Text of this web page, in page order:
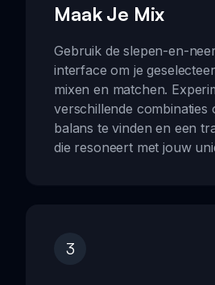
Maak Je Mix
Gebruik de slepen-en-
interface om je
mixen en matchen.
verschillende combinaties
balans te vinden en een
die resoneert met jouw
3